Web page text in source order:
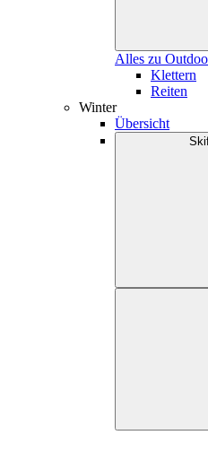
Alles zu
Klettern
Reiten
Winter
Übersicht